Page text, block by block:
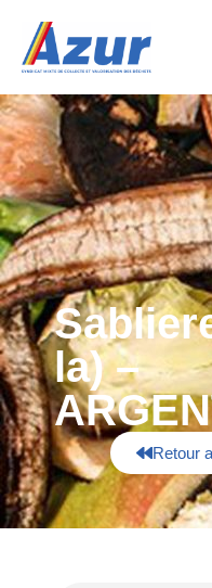
Retour
la) –